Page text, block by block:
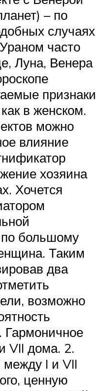
– по
случаях
часто
Луна, Венера
признаки
в женском.
можно
влияние
хозяина
Хочется
по большому
Таким
два
возможно
Гармоничное
VII дома. 2.
между I и VII
ценную